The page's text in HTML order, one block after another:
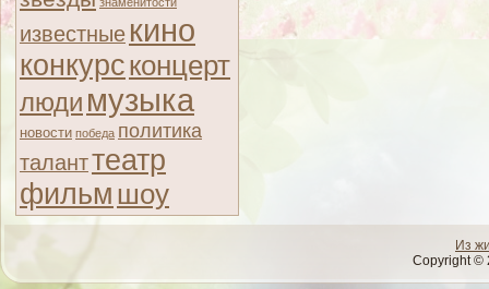
известные кино
конкурсконцерт
люди музыка
новости победа политика
таланттеатр
фильм шоу
Из
Copyright ©